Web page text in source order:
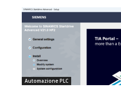
Automazione PLC